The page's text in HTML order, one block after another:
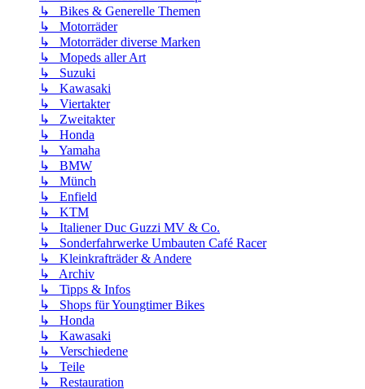
↳ Bikes & Generelle Themen
↳ Motorräder
↳ Motorräder diverse Marken
↳ Mopeds aller Art
↳ Suzuki
↳ Kawasaki
↳ Viertakter
↳ Zweitakter
↳ Honda
↳ Yamaha
↳ BMW
↳ Münch
↳ Enfield
↳ KTM
↳ Italiener Duc Guzzi MV & Co.
↳ Sonderfahrwerke Umbauten Café Racer
↳ Kleinkrafträder & Andere
↳ Archiv
↳ Tipps & Infos
↳ Shops für Youngtimer Bikes
↳ Honda
↳ Kawasaki
↳ Verschiedene
↳ Teile
↳ Restauration